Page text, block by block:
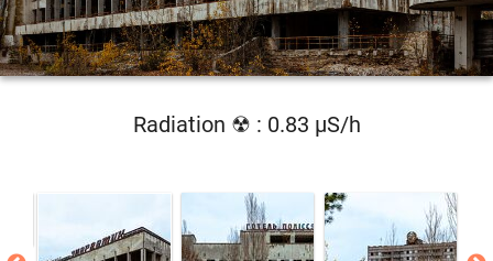
Radiation ☢ : 0.83 µS/h